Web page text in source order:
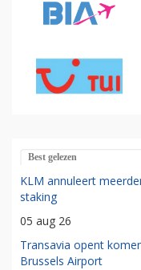
Best gelezen
KLM annuleert
staking
05 aug 26
Transavia opent
Brussels Airport